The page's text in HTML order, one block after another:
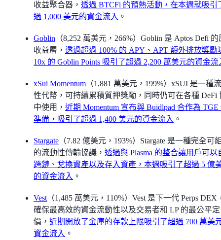
收益聚合器， 透過 BTCFi 的預熱活動，在本週就吸引
過 1,000 美元的資金流入 。
Goblin （8,252 萬美元，266%）Goblin 是 Aptos Defi
收益層， 透過超過 100% 的 APY、APT 額外排放獎勵
10x 的 Goblin Points 吸引了超過 2,200 萬美元的資金流
xSui Momentum （1,881 萬美元，199%）xSUI 是一種
性代幣，可持續累積質押獎勵，同時仍可在各種 DeFi
中使用， 近期 Momentum 宣布與 Buidlpad 合作為 TGE
準備，吸引了超過 1,400 美元的資金流入 。
Stargate （7.82 億美元，193%）Stargate 是一種完全可
的流動性傳輸協議， 透過與 Plasma 的整合讓用戶可以
跨鏈、兌換資產以及存入資產，本週吸引了超過 5 億
的資金流入 。
Vest（1,485 萬美元，110%）Vest 是下一代 Perps DEX
確保最高效的資金流動性以及交易者和 LP 的最公平定
價， 近期開放了金庫的存款上限吸引了超過 700 萬美
資金流入 。